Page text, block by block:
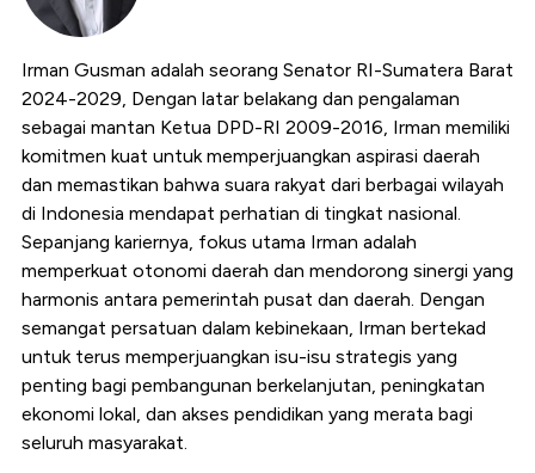
Irman Gusman adalah seorang Senator RI-Sumatera Barat
2024-2029, Dengan latar belakang dan pengalaman
sebagai mantan Ketua DPD-RI 2009-2016, Irman memiliki
komitmen kuat untuk memperjuangkan aspirasi daerah
dan memastikan bahwa suara rakyat dari berbagai wilayah
di Indonesia mendapat perhatian di tingkat nasional.
Sepanjang kariernya, fokus utama Irman adalah
memperkuat otonomi daerah dan mendorong sinergi yang
harmonis antara pemerintah pusat dan daerah. Dengan
semangat persatuan dalam kebinekaan, Irman bertekad
untuk terus memperjuangkan isu-isu strategis yang
penting bagi pembangunan berkelanjutan, peningkatan
ekonomi lokal, dan akses pendidikan yang merata bagi
seluruh masyarakat.